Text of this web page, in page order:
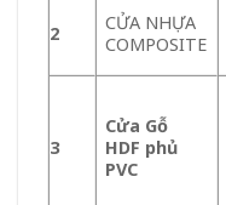
2
CỬA NHỰA
COMPOSITE
3
Cửa Gỗ
HDF phủ
PVC